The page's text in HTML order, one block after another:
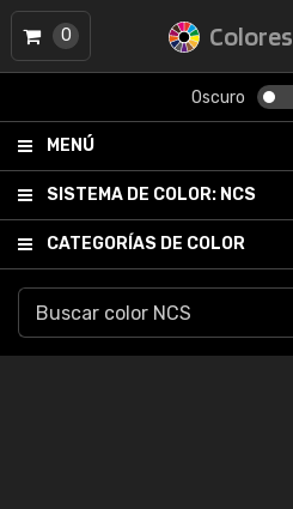
Colores
Oscuro
MENÚ
SISTEMA DE COLOR: NCS
CATEGORÍAS DE COLOR
0